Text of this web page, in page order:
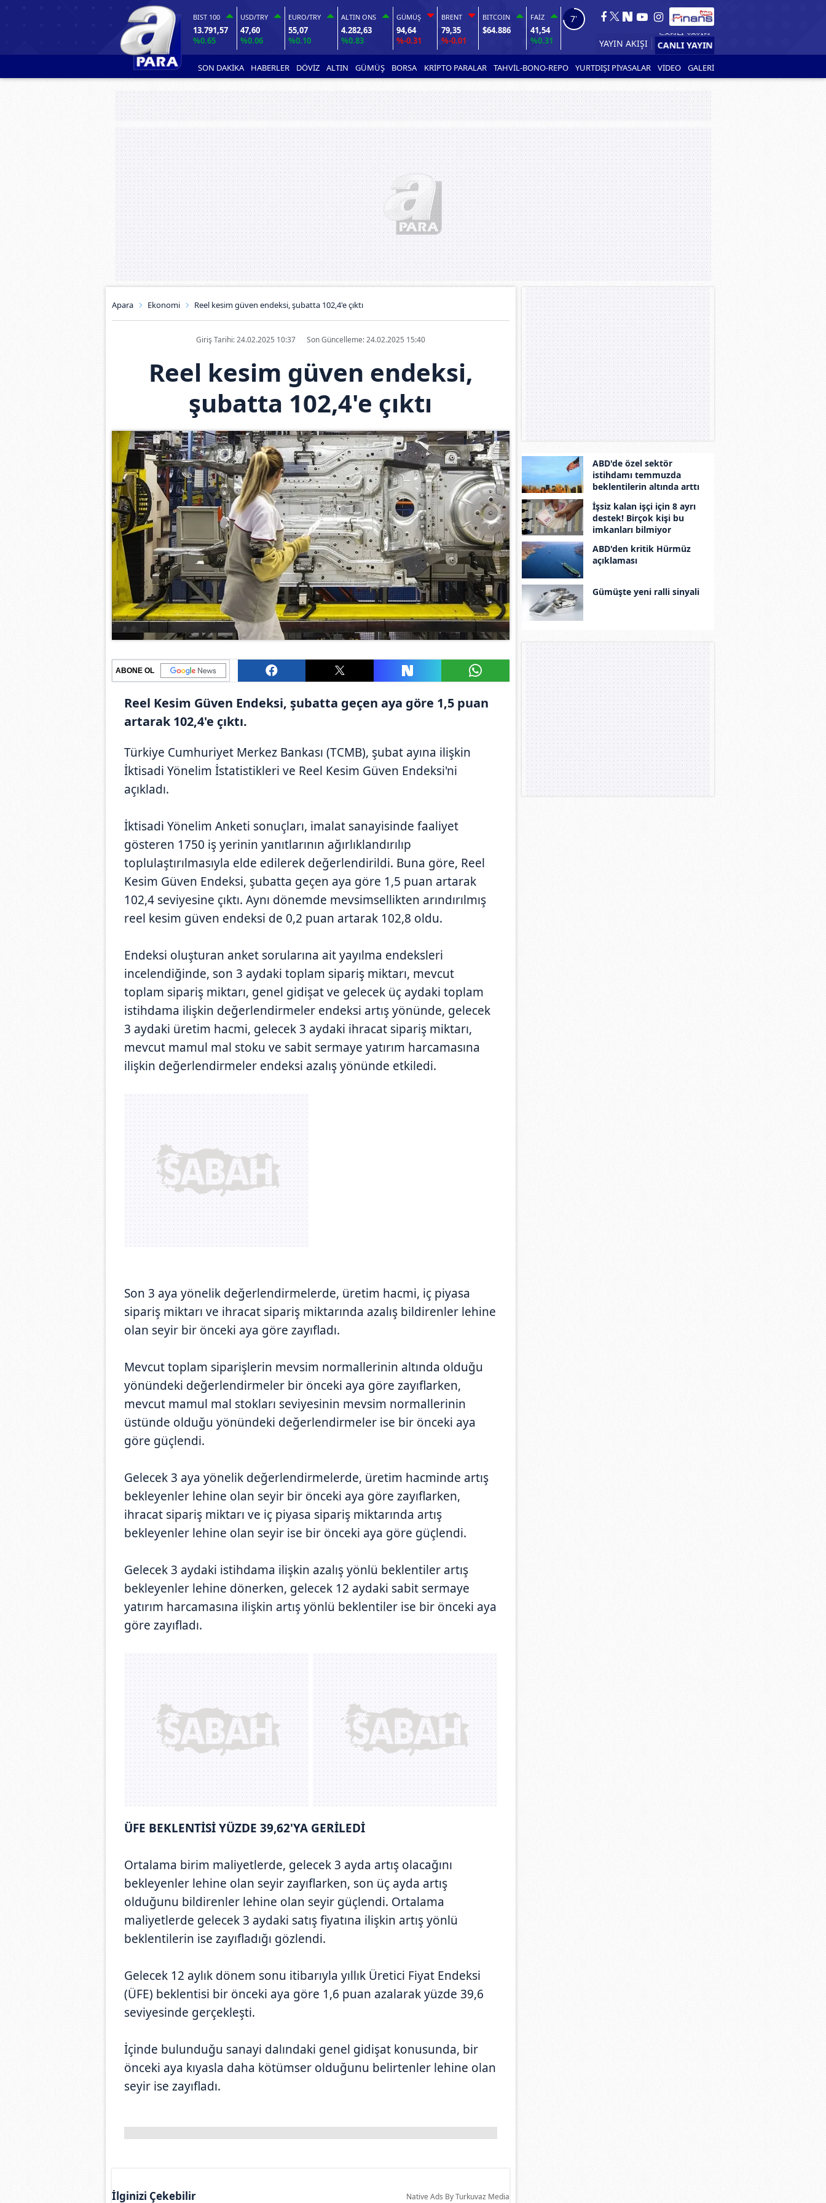
BIST 100
13.791,57
%0.65
USD/TRY
47,60
%0.06
EURO/TRY
55,07
%0.10
ALTIN ONS
4.282,63
%0.83
GÜMÜŞ
94,64
%-0.31
BRENT
79,35
%-0.01
BITCOIN
$64.886
FAİZ
41,54
%0.31
6'
YAYIN AKIŞI
SON DAKİKA HABERLER DÖVİZ ALTIN GÜMÜŞ BORSA KRİPTO PARALAR TAHVİL-BONO-REPO YURTDIŞI PİYASALAR VİDEO GALERİ
Apara Ekonomi Reel kesim güven endeksi, şubatta 102,4'e çıktı
Giriş Tarihi: 24.02.2025 10:37 Son Güncelleme: 24.02.2025 15:40
Reel kesim güven endeksi,
şubatta 102,4'e çıktı
ABONE OL
Reel Kesim Güven Endeksi, şubatta geçen aya göre 1,5 puan
artarak 102,4'e çıktı.
Türkiye Cumhuriyet Merkez Bankası (TCMB), şubat ayına ilişkin
İktisadi Yönelim İstatistikleri ve Reel Kesim Güven Endeksi'ni
açıkladı.
İktisadi Yönelim Anketi sonuçları, imalat sanayisinde faaliyet
gösteren 1750 iş yerinin yanıtlarının ağırlıklandırılıp
toplulaştırılmasıyla elde edilerek değerlendirildi. Buna göre, Reel
Kesim Güven Endeksi, şubatta geçen aya göre 1,5 puan artarak
102,4 seviyesine çıktı. Aynı dönemde mevsimsellikten arındırılmış
reel kesim güven endeksi de 0,2 puan artarak 102,8 oldu.
Endeksi oluşturan anket sorularına ait yayılma endeksleri
incelendiğinde, son 3 aydaki toplam sipariş miktarı, mevcut
toplam sipariş miktarı, genel gidişat ve gelecek üç aydaki toplam
istihdama ilişkin değerlendirmeler endeksi artış yönünde, gelecek
3 aydaki üretim hacmi, gelecek 3 aydaki ihracat sipariş miktarı,
mevcut mamul mal stoku ve sabit sermaye yatırım harcamasına
ilişkin değerlendirmeler endeksi azalış yönünde etkiledi.
Son 3 aya yönelik değerlendirmelerde, üretim hacmi, iç piyasa
sipariş miktarı ve ihracat sipariş miktarında azalış bildirenler lehine
olan seyir bir önceki aya göre zayıfladı.
Mevcut toplam siparişlerin mevsim normallerinin altında olduğu
yönündeki değerlendirmeler bir önceki aya göre zayıflarken,
mevcut mamul mal stokları seviyesinin mevsim normallerinin
üstünde olduğu yönündeki değerlendirmeler ise bir önceki aya
göre güçlendi.
Gelecek 3 aya yönelik değerlendirmelerde, üretim hacminde artış
bekleyenler lehine olan seyir bir önceki aya göre zayıflarken,
ihracat sipariş miktarı ve iç piyasa sipariş miktarında artış
bekleyenler lehine olan seyir ise bir önceki aya göre güçlendi.
Gelecek 3 aydaki istihdama ilişkin azalış yönlü beklentiler artış
bekleyenler lehine dönerken, gelecek 12 aydaki sabit sermaye
yatırım harcamasına ilişkin artış yönlü beklentiler ise bir önceki aya
göre zayıfladı.
ÜFE BEKLENTİSİ YÜZDE 39,62'YA GERİLEDİ
Ortalama birim maliyetlerde, gelecek 3 ayda artış olacağını
bekleyenler lehine olan seyir zayıflarken, son üç ayda artış
olduğunu bildirenler lehine olan seyir güçlendi. Ortalama
maliyetlerde gelecek 3 aydaki satış fiyatına ilişkin artış yönlü
beklentilerin ise zayıfladığı gözlendi.
Gelecek 12 aylık dönem sonu itibarıyla yıllık Üretici Fiyat Endeksi
(ÜFE) beklentisi bir önceki aya göre 1,6 puan azalarak yüzde 39,6
seviyesinde gerçekleşti.
İçinde bulunduğu sanayi dalındaki genel gidişat konusunda, bir
önceki aya kıyasla daha kötümser olduğunu belirtenler lehine olan
seyir ise zayıfladı.
İlginizi Çekebilir Native Ads By Turkuvaz Media
ABD'de özel sektör
istihdamı temmuzda
beklentilerin altında arttı
İşsiz kalan işçi için 8 ayrı
destek! Birçok kişi bu
imkanları bilmiyor
ABD'den kritik Hürmüz
açıklaması
Gümüşte yeni ralli sinyali